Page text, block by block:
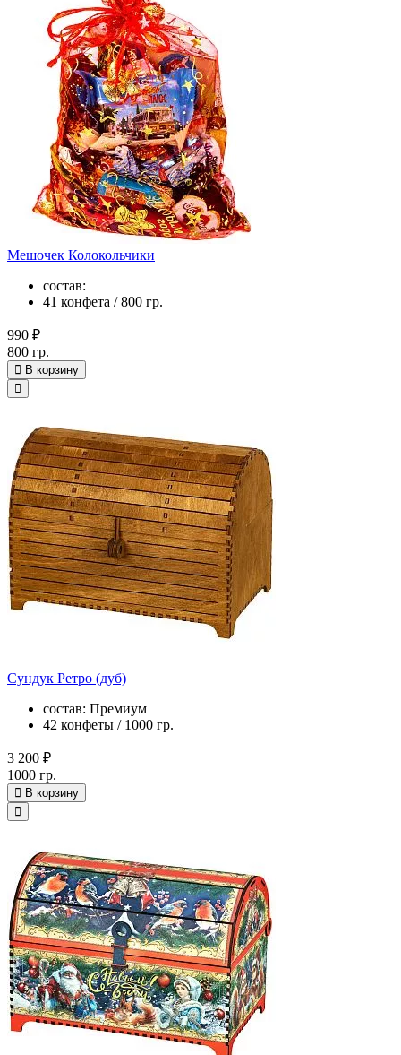
Мешочек Колокольчики
состав:
41 конфета / 800 гр.
990 ₽
800 гр.
В корзину
Сундук Ретро (дуб)
состав: Премиум
42 конфеты / 1000 гр.
3 200 ₽
1000 гр.
В корзину